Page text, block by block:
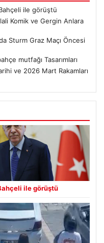
ile görüştü
Komik ve Gergin Anlara
Sturm Graz Maçı Öncesi
mutfağı Tasarımları
ve 2026 Mart Rakamları
ile görüştü